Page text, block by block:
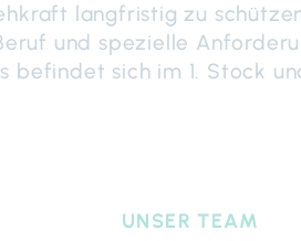
langfristig zu
und spezielle
befindet sich im 1. Stock
UNSER TEAM